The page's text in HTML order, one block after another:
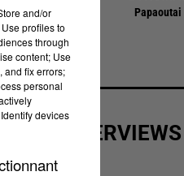
DUBOIS
Le Blues Du
Businessman
Papaoutai
LES
FRANCE
and/or
profiles to
through
content; Use
and fix errors;
personal
devices